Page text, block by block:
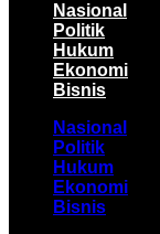
Nasional
Politik
Hukum
Ekonomi
Bisnis
Nasional
Politik
Hukum
Ekonomi
Bisnis